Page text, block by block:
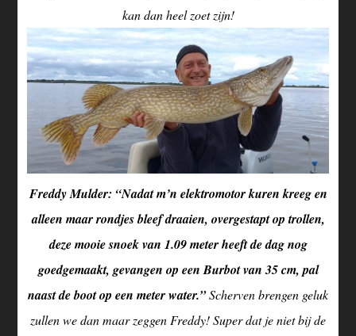
kan dan heel zoet zijn!
Freddy Mulder: “Nadat m’n elektromotor kuren kreeg en
alleen maar rondjes bleef draaien, overgestapt op trollen,
deze mooie snoek van 1.09 meter heeft de dag nog
goedgemaakt, gevangen op een Burbot van 35 cm, pal
naast de boot op een meter water.”Scherven brengen geluk
zullen we dan maar zeggen Freddy! Super dat je niet bij de